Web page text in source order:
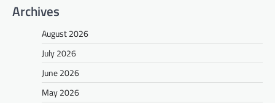
Archives
August 2026
July 2026
June 2026
May 2026